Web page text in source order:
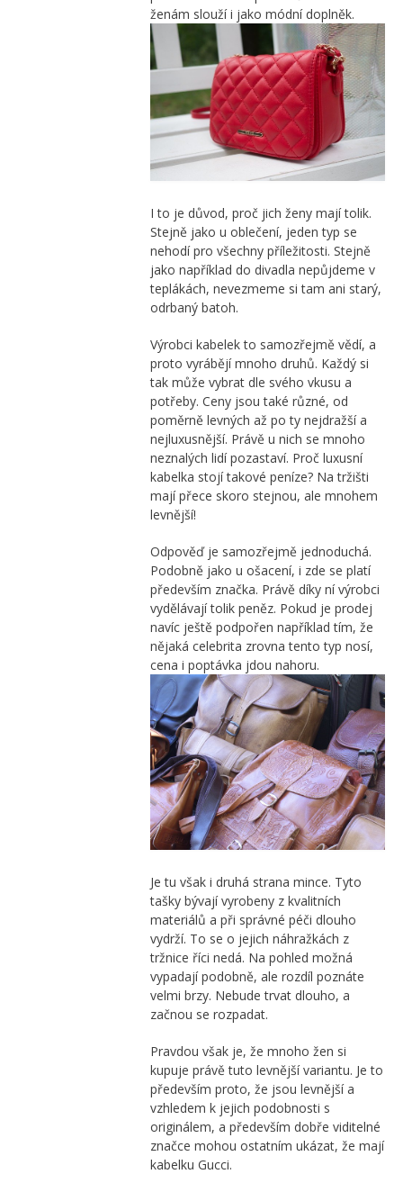
ženám slouží i jako módní doplněk.
I to je důvod, proč jich ženy mají tolik.
Stejně jako u oblečení, jeden typ se
nehodí pro všechny příležitosti. Stejně
jako například do divadla nepůjdeme v
teplákách, nevezmeme si tam ani starý,
odrbaný batoh.
Výrobci kabelek to samozřejmě vědí, a
proto vyrábějí mnoho druhů. Každý si
tak může vybrat dle svého vkusu a
potřeby. Ceny jsou také různé, od
poměrně levných až po ty nejdražší a
nejluxusnější. Právě u nich se mnoho
neznalých lidí pozastaví. Proč luxusní
kabelka stojí takové peníze? Na tržišti
mají přece skoro stejnou, ale mnohem
levnější!
Odpověď je samozřejmě jednoduchá.
Podobně jako u ošacení, i zde se platí
především značka. Právě díky ní výrobci
vydělávají tolik peněz. Pokud je prodej
navíc ještě podpořen například tím, že
nějaká celebrita zrovna tento typ nosí,
cena i poptávka jdou nahoru.
Je tu však i druhá strana mince. Tyto
tašky bývají vyrobeny z kvalitních
materiálů a při správné péči dlouho
vydrží. To se o jejich náhražkách z
tržnice říci nedá. Na pohled možná
vypadají podobně, ale rozdíl poznáte
velmi brzy. Nebude trvat dlouho, a
začnou se rozpadat.
Pravdou však je, že mnoho žen si
kupuje právě tuto levnější variantu. Je to
především proto, že jsou levnější a
vzhledem k jejich podobnosti s
originálem, a především dobře viditelné
značce mohou ostatním ukázat, že mají
kabelku Gucci.